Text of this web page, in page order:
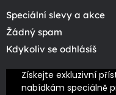
Speciální slevy a akce
Žádný spam
Kdykoliv se odhlásíš
Získejte exkluzivní
nabídkám speciálně